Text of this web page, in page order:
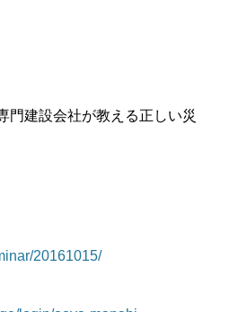
門建設会社が教える正しい災
20161015/